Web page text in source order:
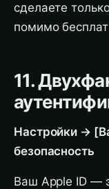
сделаете
помимо
11.
Настройки →
безопасность
Ваш Apple ID —